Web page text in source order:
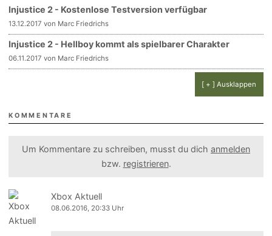
Injustice 2 - Kostenlose Testversion verfügbar
13.12.2017 von Marc Friedrichs
Injustice 2 - Hellboy kommt als spielbarer Charakter
06.11.2017 von Marc Friedrichs
[ + ] Ausklappen
KOMMENTARE
Um Kommentare zu schreiben, musst du dich anmelden
bzw. registrieren.
Xbox Aktuell
08.06.2016, 20:33 Uhr